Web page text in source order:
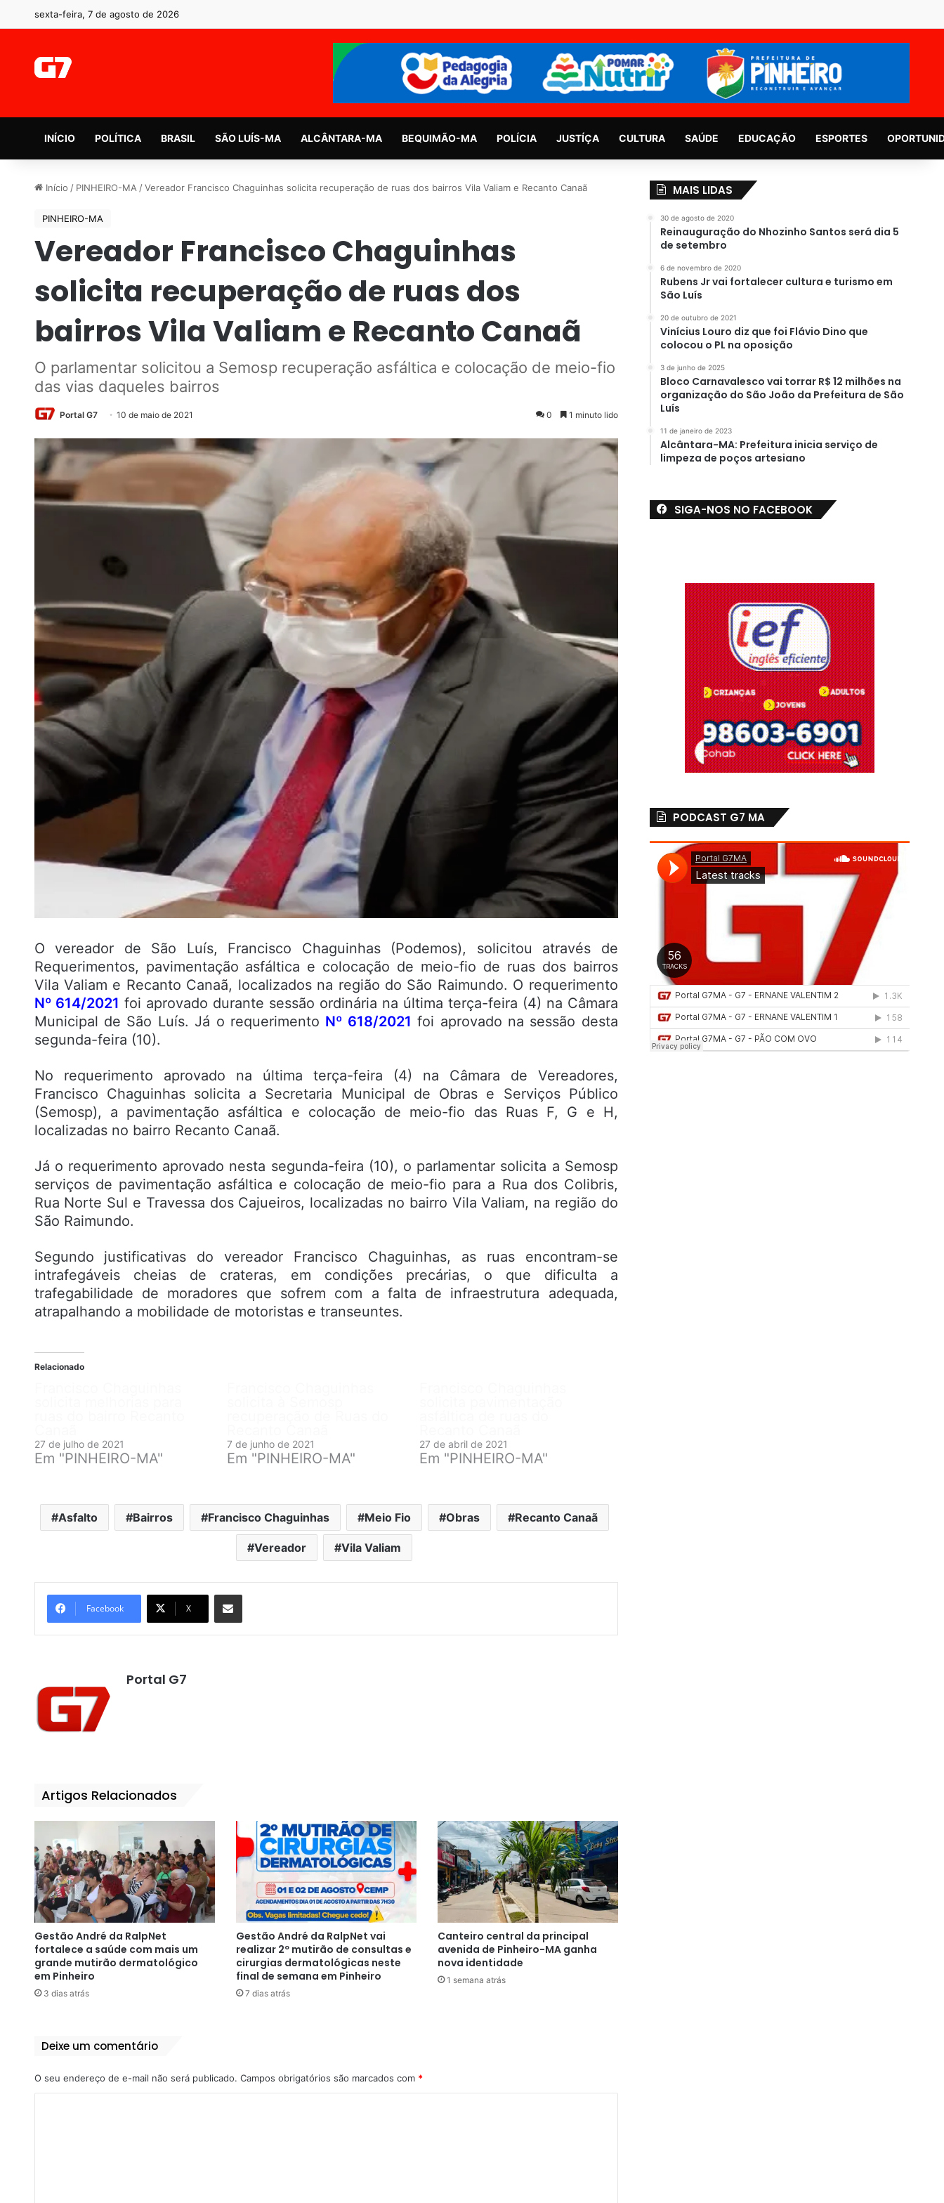
sexta-feira, 7 de agosto de 2026
INÍCIO POLÍTICA BRASIL SÃO LUÍS-MA ALCÂNTARA-MA BEQUIMÃO-MA POLÍCIA JUSTÍÇA CULTURA SAÚDE EDUCAÇÃO ESPORTES
Início / PINHEIRO-MA / Vereador Francisco Chaguinhas solicita recuperação de ruas dos bairros Vila Valiam e Recanto Canaã
PINHEIRO-MA
Vereador Francisco Chaguinhas
solicita recuperação de ruas dos
bairros Vila Valiam e Recanto Canaã
O parlamentar solicitou a Semosp recuperação asfáltica e colocação de meio-fio
das vias daqueles bairros
Portal G7 10 de maio de 2021 0 1 minuto lido
O vereador de São Luís, Francisco Chaguinhas (Podemos), solicitou através de
Requerimentos, pavimentação asfáltica e colocação de meio-fio de ruas dos bairros
Vila Valiam e Recanto Canaã, localizados na região do São Raimundo. O requerimento
Nº 614/2021 foi aprovado durante sessão ordinária na última terça-feira (4) na Câmara
Municipal de São Luís. Já o requerimento Nº 618/2021 foi aprovado na sessão desta
segunda-feira (10).
No requerimento aprovado na última terça-feira (4) na Câmara de Vereadores,
Francisco Chaguinhas solicita a Secretaria Municipal de Obras e Serviços Público
(Semosp), a pavimentação asfáltica e colocação de meio-fio das Ruas F, G e H,
localizadas no bairro Recanto Canaã.
Já o requerimento aprovado nesta segunda-feira (10), o parlamentar solicita a Semosp
serviços de pavimentação asfáltica e colocação de meio-fio para a Rua dos Colibris,
Rua Norte Sul e Travessa dos Cajueiros, localizadas no bairro Vila Valiam, na região do
São Raimundo.
Segundo justificativas do vereador Francisco Chaguinhas, as ruas encontram-se
intrafegáveis cheias de crateras, em condições precárias, o que dificulta a
trafegabilidade de moradores que sofrem com a falta de infraestrutura adequada,
atrapalhando a mobilidade de motoristas e transeuntes.
Relacionado
27 de julho de 2021
Em "PINHEIRO-MA"
7 de junho de 2021
Em "PINHEIRO-MA"
27 de abril de 2021
Em "PINHEIRO-MA"
Asfalto Bairros Francisco Chaguinhas Meio Fio Obras Recanto Canaã
Vereador Vila Valiam
Facebook X
Compartilhar por e-mail
Portal G7
Artigos Relacionados
Gestão André da RalpNet
fortalece a saúde com mais um
grande mutirão dermatológico
em Pinheiro
3 dias atrás
Gestão André da RalpNet vai
realizar 2º mutirão de consultas e
cirurgias dermatológicas neste
final de semana em Pinheiro
7 dias atrás
Canteiro central da principal
avenida de Pinheiro-MA ganha
nova identidade
1 semana atrás
Deixe um comentário
O seu endereço de e-mail não será publicado. Campos obrigatórios são marcados com *
MAIS LIDAS
30 de agosto de 2020
Reinauguração do Nhozinho Santos será dia 5
de setembro
6 de novembro de 2020
Rubens Jr vai fortalecer cultura e turismo em
São Luís
20 de outubro de 2021
Vinícius Louro diz que foi Flávio Dino que
colocou o PL na oposição
3 de junho de 2025
Bloco Carnavalesco vai torrar R$ 12 milhões na
organização do São João da Prefeitura de São
Luís
11 de janeiro de 2023
Alcântara-MA: Prefeitura inicia serviço de
limpeza de poços artesiano
SIGA-NOS NO FACEBOOK
PODCAST G7 MA